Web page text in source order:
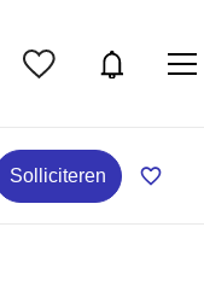
Solliciteren